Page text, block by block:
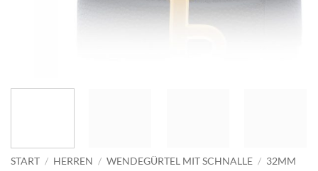
START / HERREN / WENDEGÜRTEL MIT SCHNALLE / 32MM